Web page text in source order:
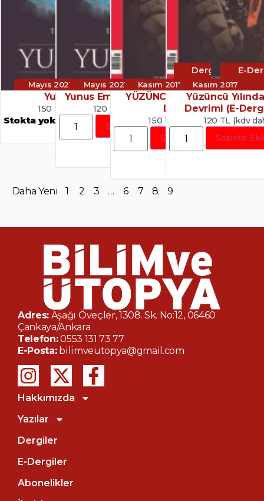
Mayıs 2021
Dergi
Yunus Emre
150 TL (kdv dahil)
Stokta yok
Mayıs 2021
E-
Yunus Emre (E-Dergi/PDF)
120 TL (kdv dahil)
Sepete Ekle
Kasım 2017
YÜZÜNCÜ YILINDA EKİM
DEVRİMİ
150 TL (kdv dahil)
Sepete Ekle
Kasım 2017
Yüzüncü
Devrimi (E-
120 TL (kdv
Sepete
Daha Yeni 1 2 3 … 6 7 8 9
Adres: Aşağı Öveçler, 1308. Sk. No:12, 06460
Çankaya/Ankara
Telefon:0553 131 73 77
E-Posta: bilimveutopya@gmail.com
Hakkımızda
Yazılar
Dergiler
E-Dergiler
Abonelikler